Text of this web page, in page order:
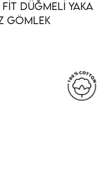
Düğmeli Yaka
Gömlek